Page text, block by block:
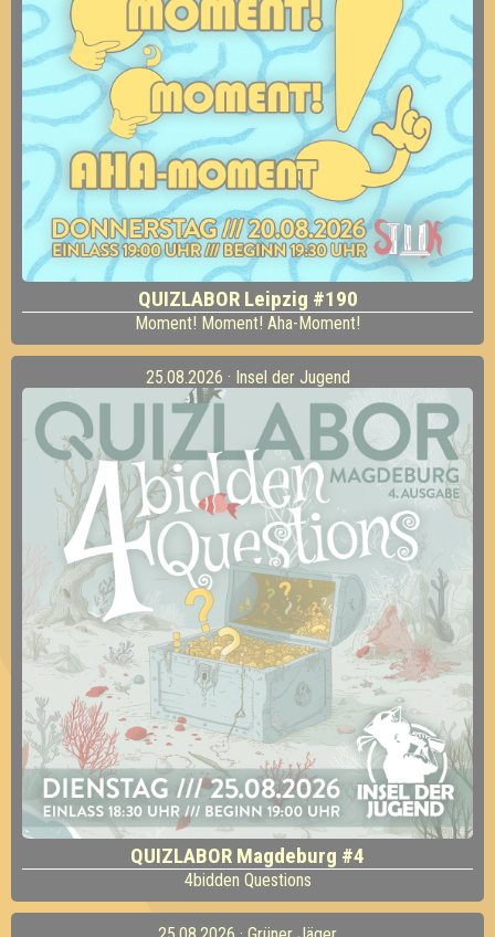
QUIZLABOR Leipzig #190
Moment! Moment! Aha-Moment!
25.08.2026 · Insel der Jugend
QUIZLABOR Magdeburg #4
4bidden Questions